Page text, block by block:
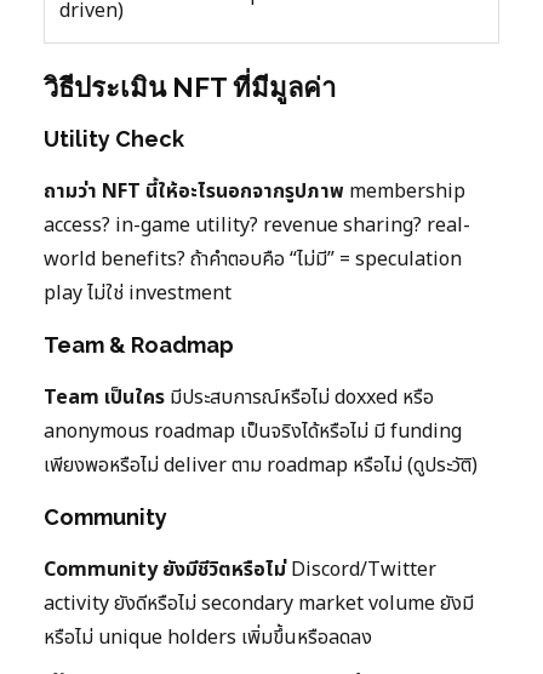
driven)
วิธีประเมิน NFT ที่มีมูลค่า
Utility Check
ถามว่า NFT นี้ให้อะไรนอกจากรูปภาพ membership
access? in-game utility? revenue sharing? real-
world benefits? ถ้าคำตอบคือ “ไม่มี” = speculation
play ไม่ใช่ investment
Team & Roadmap
Team เป็นใคร มีประสบการณ์หรือไม่ doxxed หรือ
anonymous roadmap เป็นจริงได้หรือไม่ มี funding
เพียงพอหรือไม่ deliver ตาม roadmap หรือไม่ (ดูประวัติ)
Community
Community ยังมีชีวิตหรือไม่Discord/Twitter
activity ยังดีหรือไม่ secondary market volume ยังมี
หรือไม่ unique holders เพิ่มขึ้นหรือลดลง